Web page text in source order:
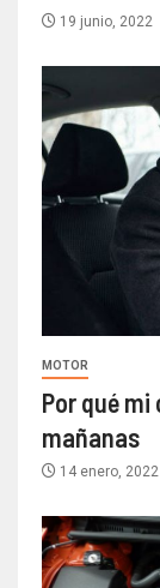
19 junio, 2022
MOTOR
Por qué
mañanas
14 enero, 2022